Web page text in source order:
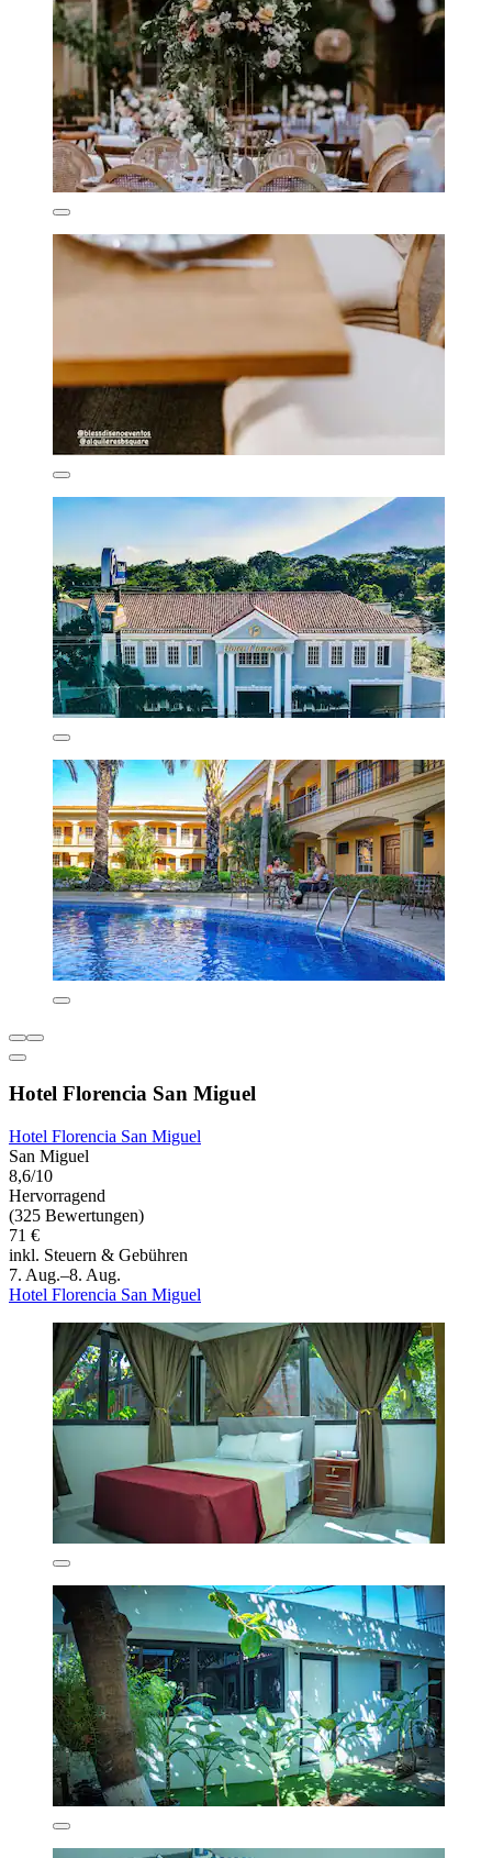
Hotel Florencia San Miguel
Hotel Florencia San Miguel
San Miguel
8,6/10
Hervorragend
(325 Bewertungen)
71 €
inkl. Steuern & Gebühren
7. Aug.–8. Aug.
Hotel Florencia San Miguel